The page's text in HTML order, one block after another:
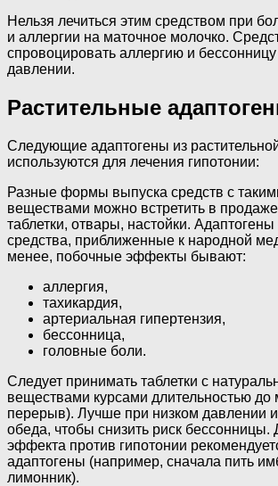
Нельзя лечиться этим средством при
и аллергии на маточное молочко.
спровоцировать аллергию и
давлении.
Растительные
Следующие адаптогены из
используются для лечения гипотонии:
Разные формы выпуска средств с
веществами можно встретить в
таблетки, отвары, настойки.
средства, приближенные к народной
менее, побочные эффекты бывают:
аллергия,
тахикардия,
артериальная гипертензия,
бессонница,
головные боли.
Следует принимать таблетки с
веществами курсами длительностью до
перерыв). Лучше при низком давлении
обеда, чтобы снизить риск бессонницы.
эффекта против гипотонии
адаптогены (например, сначала пить
лимонник).